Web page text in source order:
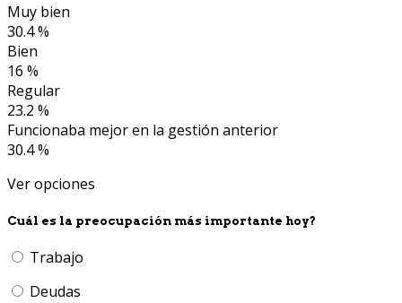
Muy bien
30.4 %
Bien
16 %
Regular
23.2 %
Funcionaba mejor en la gestión anterior
30.4 %
Ver opciones
Cuál es la preocupación más importante hoy?
Trabajo
Deudas